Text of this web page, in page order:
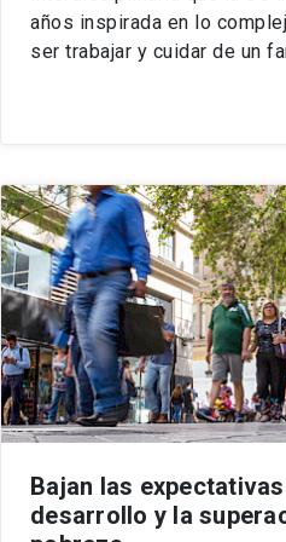
años inspirada en lo
ser trabajar y cuidar de un
Bajan las
desarrollo y la